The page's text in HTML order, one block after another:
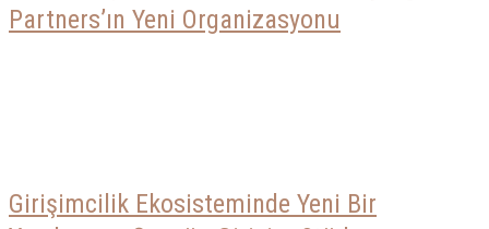
Partners’ın Yeni Organizasyonu
Girişimcilik Ekosisteminde Yeni Bir